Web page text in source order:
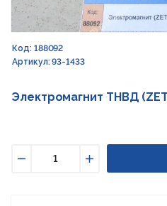
Код: 188092
Артикул: 93-1433
Электромагнит ТНВД
Увеличить